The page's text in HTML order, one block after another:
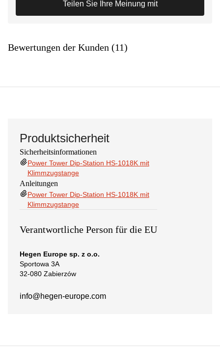
Teilen Sie Ihre Meinung mit
Bewertungen der Kunden (11)
Produktsicherheit
Sicherheitsinformationen
Power Tower Dip-Station HS-1018K mit
Klimmzugstange
Anleitungen
Power Tower Dip-Station HS-1018K mit
Klimmzugstange
Verantwortliche Person für die EU
Hegen Europe sp. z o.o.
Sportowa 3A
32-080 Zabierzów
info@hegen-europe.com